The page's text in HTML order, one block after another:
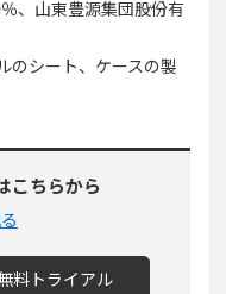
、山東豊源集団股份有
のシート、ケースの製
こちらから
料トライアル